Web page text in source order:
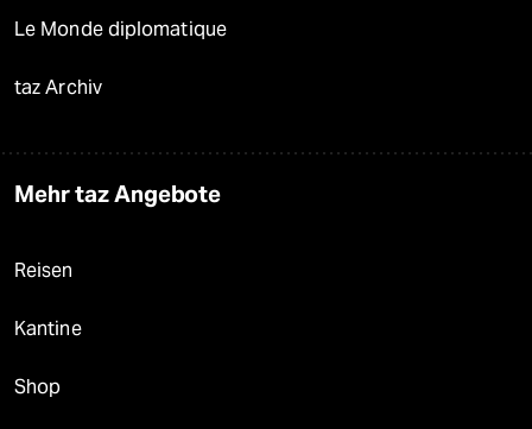
Le Monde diplomatique
taz Archiv
Mehr taz Angebote
Reisen
Kantine
Shop